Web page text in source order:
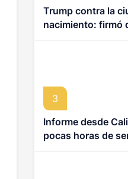
Trump contra la
nacimiento: firmó
de la Corte
3
Informe desde
pocas horas de
presidente de